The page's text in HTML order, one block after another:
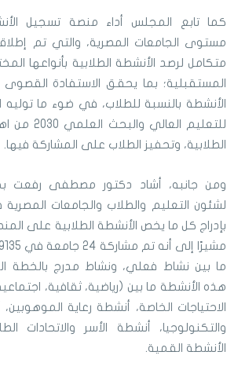
كما تابع المجلس أداء منصة تسجيل
مستوى الجامعات المصرية، والتي تم
متكامل لرصد الأنشطة الطلابية بأنواعها
المستقبلية؛ بما يحقق الاستفادة
الأنشطة بالنسبة للطلاب، في ضوء ما توليه
للتعليم
الطلابية، وتحفيز الطلاب على المشاركة فيها.
ومن جانبه، أشاد دكتور مصطفى رفعت
لشئون التعليم والطلاب والجامعات
بإدراج كل ما يخص الأنشطة الطلابية على
ما بين نشاط فعلي، ونشاط مدرج بالخطة
هذه الأنشطة ما بين (رياضية، ثقافية،
الاحتياجات الخاصة، أنشطة رعاية
والتكنولوجيا، أنشطة الأسر والاتحادات
الأنشطة القمية.